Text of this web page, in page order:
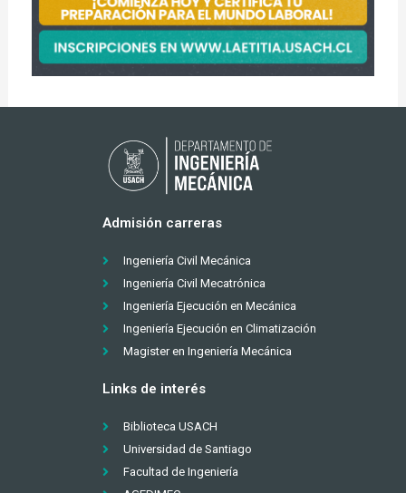
Admisión carreras
Ingeniería Civil Mecánica
Ingeniería Civil Mecatrónica
Ingeniería Ejecución en Mecánica
Ingeniería Ejecución en Climatización
Magister en Ingeniería Mecánica
Links de interés
Biblioteca USACH
Universidad de Santiago
Facultad de Ingeniería